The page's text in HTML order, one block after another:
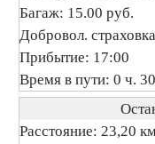
Багаж: 15.00 руб.
Добровол.
Прибытие: 17:00
Время в пути: 0 ч.
Расстояние: 23,20